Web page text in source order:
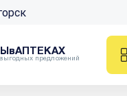
предложений